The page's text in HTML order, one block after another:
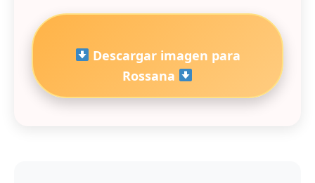
Descargar imagen para
Rossana